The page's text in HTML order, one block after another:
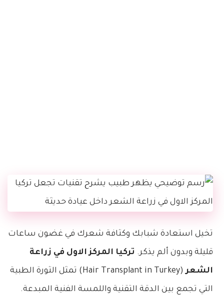
تخيل استعادة شبابك وكثافة شعرك في غضون ساعات
قليلة وبدون ألم يذكر. تركيا المركز الاول في زراعة
الشعر (Hair Transplant in Turkey) تمثل الثورة الطبية
التي تجمع بين الدقة التقنية واللمسة الفنية المبدعة.